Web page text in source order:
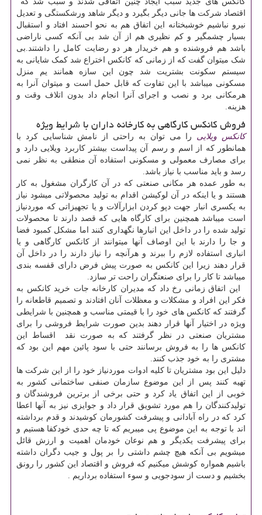
اقتصاد شرکت ها جانی دیگر بگیرد و دیگر شاهد ورشکستگی و تعدیل
نیرو نباشیم خوشبختانه این اتفاق هم به نحو احسند افتاد و استقبال
بسیار چشمگیر و کم نظیری هم از آن شد بی آنکه کسی ناراضی
باشد هم فروشنده و هم خریدار هر دو رضایت کامل را داشتند.بی
شک میتوان گفت که از زمانی که کانکس اختراع شد کمک شایانی به
سیستم سکونت بشتریت شد چون این سازه همانند یم منزل
مسکونی میباشد با این تفاوت که قابل حمل است و میتوان آنرا به
هرمکانی برد و نصب و اجرای آنرا انجام داد بدون اتلاف وقت و
هزینه.
فروش کانکس کارگاهی به کارخانه داران با شرایط ویژه
کانکس ویلایی را می توان به راحتی از نامش شناسایی کرد با
همانطور که از اسم و رسم آن پیداست بیشتر کاربرد ویلایی دارد و
برای مصارف معمولی و مسکونی استفاده آن منطقی به نظر نمی
رسد و باید مناسب با نیاز باشد.
به طور عمده هر مکانی صنعتی که در آن کارگران مشغول به کار
هستند و یا اینکه در آن لوکیشن اقدام به تولید محصولاتی میشود نیاز
به یکسری انبار جهت دپو کردن ابزارآلات و یا تجهیزاتی که موردنیاز
است میباشد همچنین برای کارگاه هایی که قصد دارند تا محصولات
تولید شده را در داخل این انبارها نگهداری کنند اما مشکل کمبود فضا
و جا را دارند با این اوصاف آنها میتوانند از کانکس کارگاهی و یا
انباری استفاده لازم را ببرند و هرآنچه را نیاز دارند را در داخل آن
قرار دهند زیرا این کانکس به صورت پیش فرض دارای قفسه بندی
میباشد تا کار را برای صنعتگران راحت تر سازد.
این اتفاق زمانی رخ داد که مدیران کارخانه جات خرید کانکس به
فکر این افراد و مشکلات و معظلات آنان افتادند و تصمیم قاطعانه را
گرفتند که کانکس های خود را با قیمتی مناسب و همچنین با شرایطی
ویژه در اختیار آنها قرار دهند بدین صورت شرایط فروشی را برای
مشتریان صنعتی در نظر گرفتند که به صورت نقد اقساط این
کانکس ها را به فروش برسانند حتی با سود پائین مهم این بود که
مشتری را به خود جذب کنند.
دلیل این بود مشتریان تا کلیه ادوات موردنیاز خود را از این شرکت ها
تهیه کنند پس از این موضوع سازمان صنفی ساختمانی کشور به
خوبی از این اتفاق یاد کرد و حتی برخی از برترین فروشندگان و
تولیدکنندگان را هم مورد تشویق قرار داد و جوایزی نیز به آنها اعطا
کرد که در راه آبادانی و پیشرفت کشورمان کوشیدند و قدم برداشته
اند با توجه به این موضوع پی میبریم که تا چه حدی خودکفا هستیم و
برای پیشرفت یکدیگر و هم نوعان خودمان اهمیت و ارزش قائل
میشویم بی آنکه هیچ چشم داشتی را بر پول و جیب دگران داشته
باشیم همواره کوشش میکنیم که فروش و اقتصاد این کشور را رونق
بخشیم و دست از سودجویی و سوء استفاده برداریم .